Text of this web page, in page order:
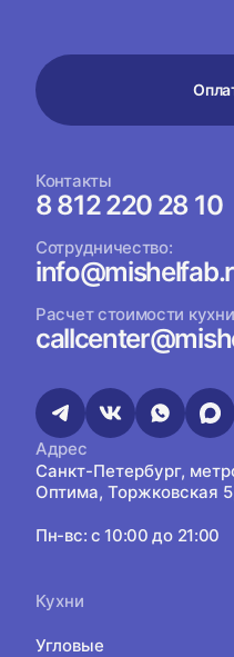
Контакты
8 812 220 28 10
Сотрудничество:
Расчет стоимости
Адрес
Санкт-Петербург,
Оптима, Торжковская
Пн-вс: с 10:00 до 21:00
Кухни
Угловые